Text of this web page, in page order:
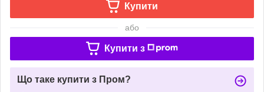
Купити
або
Купити з
Що таке купити з Пром?